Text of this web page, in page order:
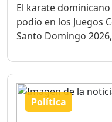
El karate
podio en los Juegos
Santo Domingo
Política